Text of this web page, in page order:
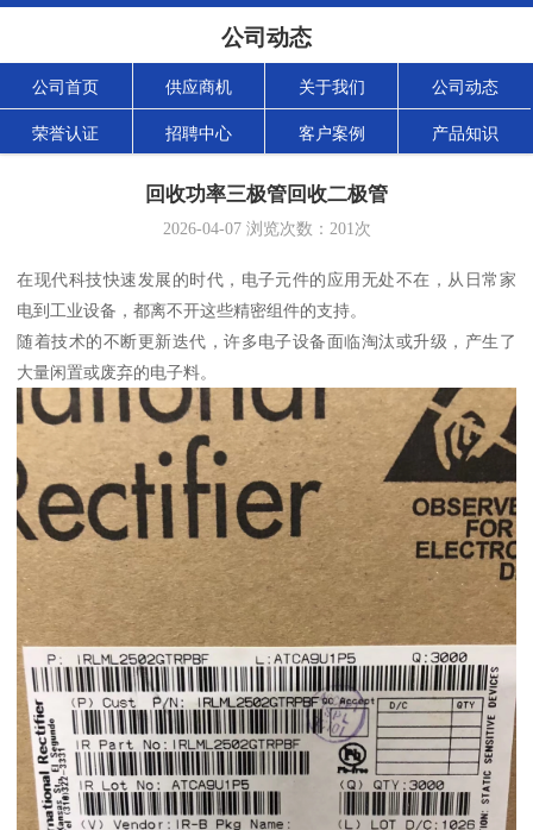
公司动态
公司首页 供应商机 关于我们 公司动态
荣誉认证 招聘中心 客户案例 产品知识
回收功率三极管回收二极管
2026-04-07浏览次数： 201次
在现代科技快速发展的时代，电子元件的应用无处不在，从日常家
电到工业设备，都离不开这些精密组件的支持。
随着技术的不断更新迭代，许多电子设备面临淘汰或升级，产生了
大量闲置或废弃的电子料。